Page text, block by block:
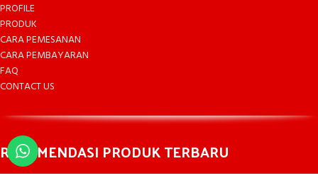
PROFILE
PRODUK
CARA PEMESANAN
CARA PEMBAYARAN
FAQ
CONTACT US
REKOMENDASI PRODUK TERBARU